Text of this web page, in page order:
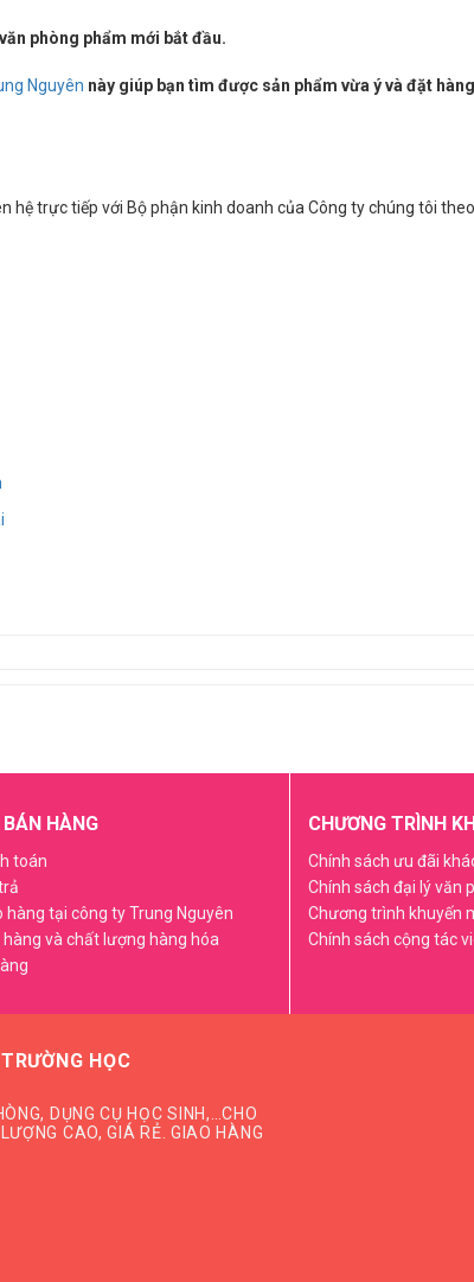
phòng phẩm mới bắt đầu.
Nguyên này giúp bạn tìm được sản phẩm vừa ý và đặt
trực tiếp với Bộ phận kinh doanh của Công ty chúng tôi
HÀNG
toán
hàng tại công ty Trung Nguyên
và chất lượng hàng hóa
CHƯƠNG TRÌNH
Chính sách ưu đãi
Chính sách đại lý văn
Chương trình khuyến
Chính sách cộng tác
HỌC
DỤNG CỤ HỌC SINH,…CHO
CAO, GIÁ RẺ. GIAO HÀNG